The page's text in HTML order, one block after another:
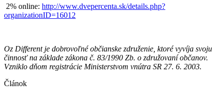
2% online: http://www.dvepercenta.sk/details.php?
organizationID=16012
Oz Different je dobrovoľné občianske združenie, ktoré vyvíja svoju
činnosť na základe zákona č. 83/1990 Zb. o združovaní občanov.
Vzniklo dňom registrácie Ministerstvom vnútra SR 27. 6. 2003.
Článok